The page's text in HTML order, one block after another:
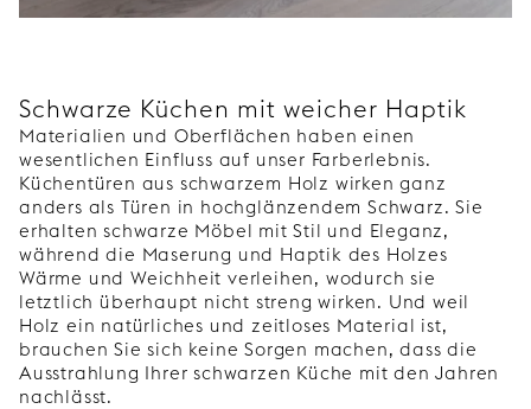
Schwarze Küchen mit weicher Haptik
Materialien und Oberflächen haben einen
wesentlichen Einfluss auf unser Farberlebnis.
Küchentüren aus schwarzem Holz wirken ganz
anders als Türen in hochglänzendem Schwarz. Sie
erhalten schwarze Möbel mit Stil und Eleganz,
während die Maserung und Haptik des Holzes
Wärme und Weichheit verleihen, wodurch sie
letztlich überhaupt nicht streng wirken. Und weil
Holz ein natürliches und zeitloses Material ist,
brauchen Sie sich keine Sorgen machen, dass die
Ausstrahlung Ihrer schwarzen Küche mit den Jahren
nachlässt.